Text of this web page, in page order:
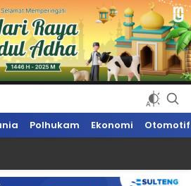
Ini, Update Terkini, Suaranya Rakyat
Polhukam Ekonomi Otomotif